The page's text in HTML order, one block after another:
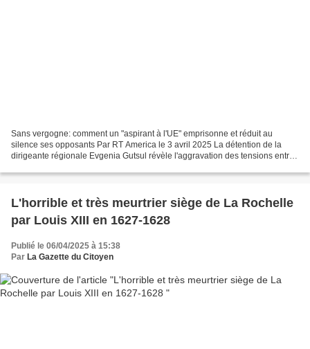
Sans vergogne: comment un "aspirant à l'UE" emprisonne et réduit au
silence ses opposants Par RT America le 3 avril 2025 La détention de la
dirigeante régionale Evgenia Gutsul révèle l'aggravation des tensions entre
L'horrible et très meurtrier siège de La Rochelle
par Louis XIII en 1627-1628
Publié le 06/04/2025 à 15:38
Par La Gazette du Citoyen